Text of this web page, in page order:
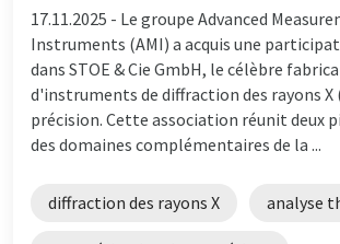
17.11.2025 - Le groupe Advanced
Instruments (AMI) a acquis une
dans STOE & Cie GmbH, le célèbre
d'instruments de diffraction des rayons X
précision. Cette association réunit deux
des domaines complémentaires de la ...
diffraction des rayons X analyse